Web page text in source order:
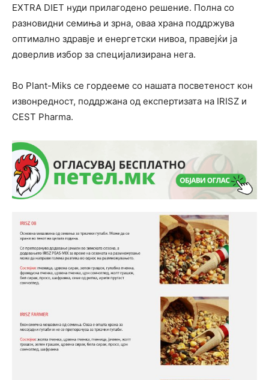
EXTRA DIET нуди прилагодено решение. Полна со
разновидни семиња и зрна, оваа храна поддржува
оптимално здравје и енергетски нивоа, правејќи ја
доверлив избор за специјализирана нега.
Во Plant-Miks се гордееме со нашата посветеност кон
извонредност, поддржана од експертизата на IRISZ и
CEST Pharma.